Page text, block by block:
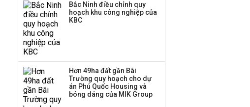
Bắc Ninh điều chỉnh quy
hoạch khu công nghiệp của
KBC
Hơn 49ha đất gần Bãi
Trường quy hoạch cho dự
án Phú Quốc Housing và
bóng dáng của MIK Group